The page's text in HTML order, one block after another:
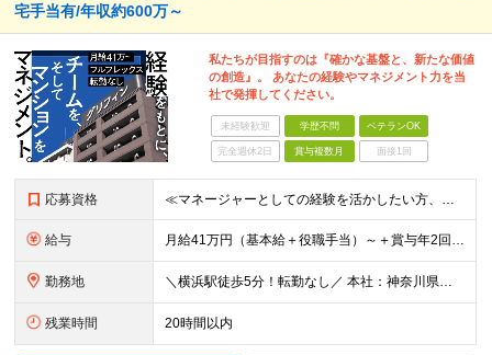
宅手当有/年収約600万～
私たちが目指すのは『確かな基盤と、新たな価値
の創造』。 あなたの経験やマネジメント力を当
社で発揮してください。
未経験歓迎 学歴不問 ベテランOK
完全週休2日 賞与複数月 面接1回
応募資格 ≪マネージャーとしての経験を活かしたい方、キャリアアップしたい方をお待ちしています！≫ ◆学歴不問 ◆普通運転免許(AT限定可) ◆建物管理の経験が5年以上ある方 ◆管理業務主任者の資格をお持ちの方
給与 月給41万円（基本給＋役職手当）～＋賞与年2回＋資格手当 ※経験・スキルを考慮の上、当社規定により優遇致します ※管理職のため残業代はございません ※役職手当6万円を含みます ※管理業務主任者は資格
勤務地 ＼横浜駅徒歩5分！転勤なし／ 本社：神奈川県横浜市西区高島2-6-32 横浜東口ウィスポートビル8F ※(変更の範囲)上記を除く当社関連勤務地
残業時間 20時間以内